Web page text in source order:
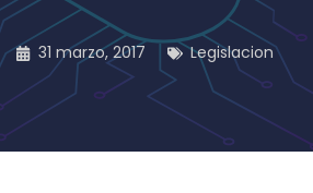
31 marzo, 2017 Legislacion